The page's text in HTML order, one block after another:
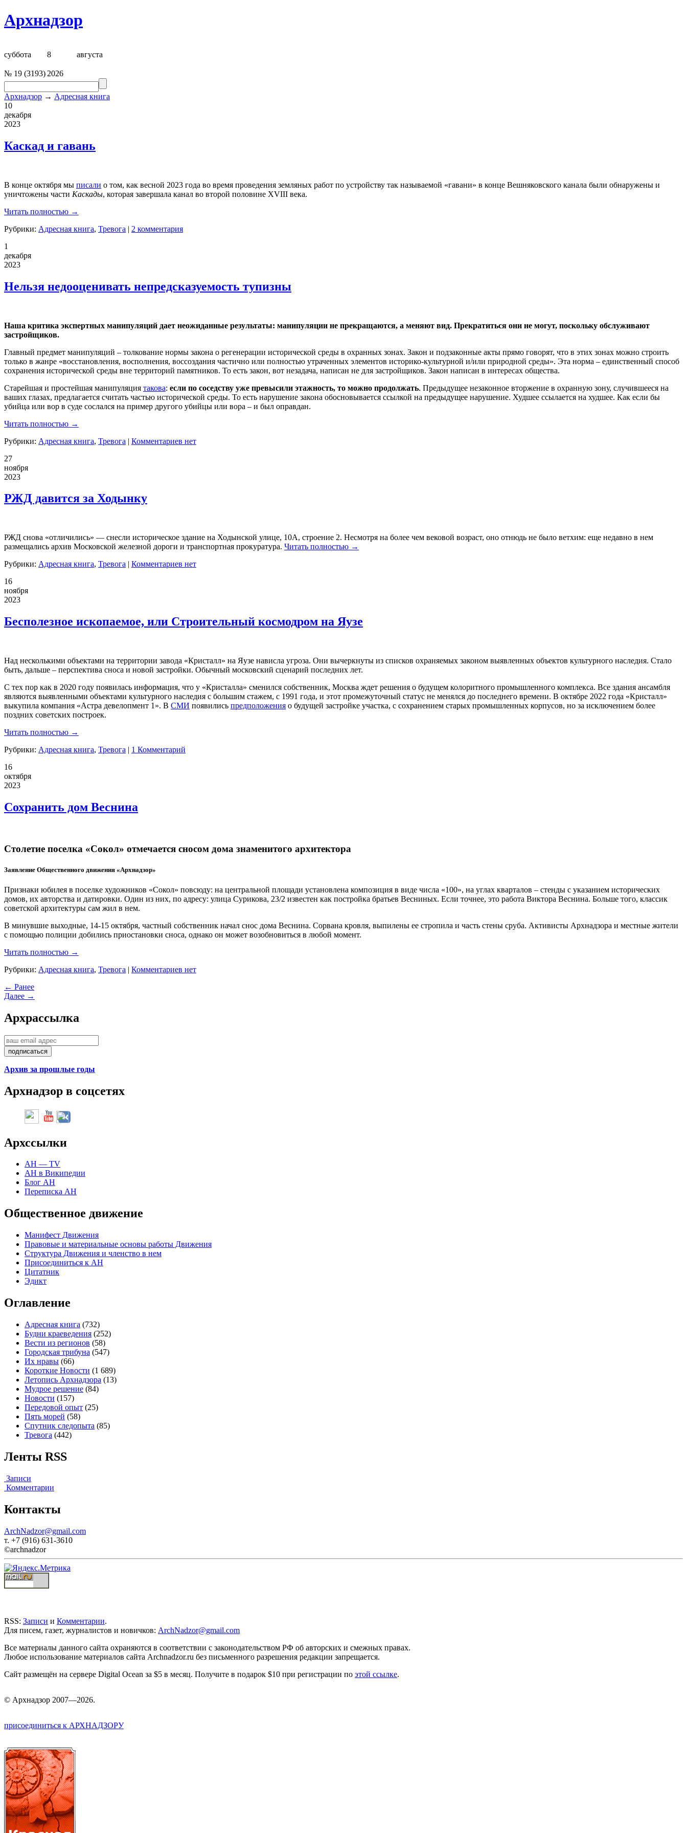
Архнадзор
суббота 8 августа
№ 19 (3193) 2026
Архнадзор → Адресная книга
10
декабря
2023
Каскад и гавань
В конце октября мы писали о том, как весной 2023 года во время проведения земляных работ по устройству так называемой «гавани» в конце Вешняковского канала были обнаружены и
уничтожены части Каскады, которая завершала канал во второй половине XVIII века.
Читать полностью →
Рубрики: Адресная книга, Тревога | 2 комментария
1
декабря
2023
Нельзя недооценивать непредсказуемость тупизны
Наша критика экспертных манипуляций дает неожиданные результаты: манипуляции не прекращаются, а меняют вид. Прекратиться они не могут, поскольку обслуживают
застройщиков.
Главный предмет манипуляций – толкование нормы закона о регенерации исторической среды в охранных зонах. Закон и подзаконные акты прямо говорят, что в этих зонах можно строить
только в жанре «восстановления, восполнения, воссоздания частично или полностью утраченных элементов историко-культурной и/или природной среды». Эта норма – единственный способ
сохранения исторической среды вне территорий памятников. То есть закон, вот незадача, написан не для застройщиков. Закон написан в интересах общества.
Старейшая и простейшая манипуляция такова: если по соседству уже превысили этажность, то можно продолжать. Предыдущее незаконное вторжение в охранную зону, случившееся на
ваших глазах, предлагается считать частью исторической среды. То есть нарушение закона обосновывается ссылкой на предыдущее нарушение. Худшее ссылается на худшее. Как если бы
убийца или вор в суде сослался на пример другого убийцы или вора – и был оправдан.
Читать полностью →
Рубрики: Адресная книга, Тревога | Комментариев нет
27
ноября
2023
РЖД давится за Ходынку
РЖД снова «отличились» — снесли историческое здание на Ходынской улице, 10А, строение 2. Несмотря на более чем вековой возраст, оно отнюдь не было ветхим: еще недавно в нем
размещались архив Московской железной дороги и транспортная прокуратура. Читать полностью →
Рубрики: Адресная книга, Тревога | Комментариев нет
16
ноября
2023
Бесполезное ископаемое, или Строительный космодром на Яузе
Над несколькими объектами на территории завода «Кристалл» на Яузе нависла угроза. Они вычеркнуты из списков охраняемых законом выявленных объектов культурного наследия. Стало
быть, дальше – перспектива сноса и новой застройки. Обычный московский сценарий последних лет.
С тех пор как в 2020 году появилась информация, что у «Кристалла» сменился собственник, Москва ждет решения о будущем колоритного промышленного комплекса. Все здания ансамбля
являются выявленными объектами культурного наследия с большим стажем, с 1991 года, и этот промежуточный статус не менялся до последнего времени. В октябре 2022 года «Кристалл»
выкупила компания «Астра девелопмент 1». В СМИ появились предположения о будущей застройке участка, с сохранением старых промышленных корпусов, но за исключением более
поздних советских построек.
Читать полностью →
Рубрики: Адресная книга, Тревога | 1 Комментарий
16
октября
2023
Сохранить дом Веснина
Столетие поселка «Сокол» отмечается сносом дома знаменитого архитектора
Заявление Общественного движения «Архнадзор»
Признаки юбилея в поселке художников «Сокол» повсюду: на центральной площади установлена композиция в виде числа «100», на углах кварталов – стенды с указанием исторических
домов, их авторства и датировки. Один из них, по адресу: улица Сурикова, 23/2 известен как постройка братьев Весниных. Если точнее, это работа Виктора Веснина. Больше того, классик
советской архитектуры сам жил в нем.
В минувшие выходные, 14-15 октября, частный собственник начал снос дома Веснина. Сорвана кровля, выпилены ее стропила и часть стены сруба. Активисты Архнадзора и местные жители
с помощью полиции добились приостановки сноса, однако он может возобновиться в любой момент.
Читать полностью →
Рубрики: Адресная книга, Тревога | Комментариев нет
← Ранее
Далее →
Архрассылка
Архив за прошлые годы
Архнадзор в соцсетях
Архссылки
АН — TV
АН в Википедии
Блог АН
Переписка АН
Общественное движение
Манифест Движения
Правовые и материальные основы работы Движения
Структура Движения и членство в нем
Присоединиться к АН
Цитатник
Эдикт
Оглавление
Адресная книга (732)
Будни краеведения (252)
Вести из регионов (58)
Городская трибуна (547)
Их нравы (66)
Короткие Новости (1 689)
Летопись Архнадзора (13)
Мудрое решение (84)
Новости (157)
Передовой опыт (25)
Пять морей (58)
Спутник следопыта (85)
Тревога (442)
Ленты RSS
Записи
Комментарии
Контакты
ArchNadzor@gmail.com
т. +7 (916) 631-3610
©archnadzor
RSS: Записи и Комментарии.
Для писем, газет, журналистов и новичков: ArchNadzor@gmail.com
Все материалы данного сайта охраняются в соответствии с законодательством РФ об авторских и смежных правах.
Любое использование материалов сайта Archnadzor.ru без письменного разрешения редакции запрещается.
Сайт размещён на сервере Digital Ocean за $5 в месяц. Получите в подарок $10 при регистрации по этой ссылке.
© Архнадзор 2007—2026.
присоединиться к АРХНАДЗОРУ